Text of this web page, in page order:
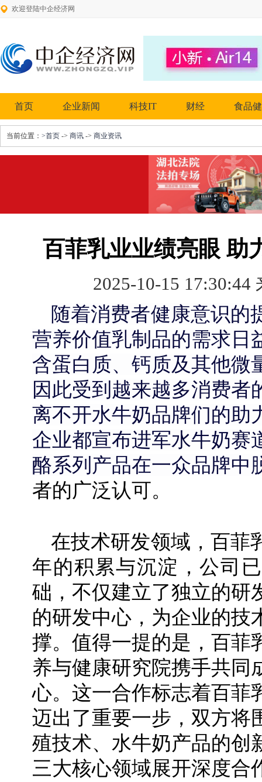
欢迎登陆中企经济网
首页 企业新闻 科技IT 财经 食品
当前位置： >首页 -> 商讯 -> 商业资讯
百菲乳业业绩亮眼 助
2025-10-15 17:30:44
随着消费者健康意识的
营养价值乳制品的需求日
含蛋白质、钙质及其他微
因此受到越来越多消费者
离不开水牛奶品牌们的助
企业都宣布进军水牛奶赛
酪系列产品在一众品牌中
者的广泛认可。
在技术研发领域，百菲
年的积累与沉淀，公司
础，不仅建立了独立的研
的研发中心，为企业的技
撑。值得一提的是，百菲
养与健康研究院携手共同
心。这一合作标志着百菲
迈出了重要一步，双方将
殖技术、水牛奶产品的创
三大核心领域展开深度合